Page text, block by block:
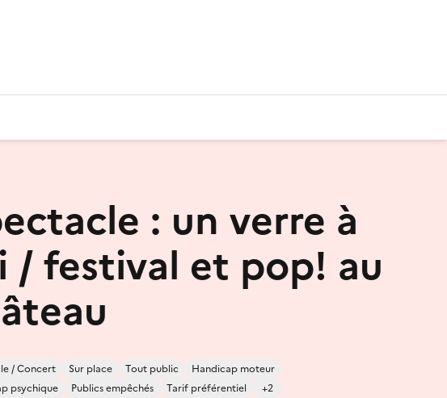
: un verre à
/ festival et pop! au
/ Concert Sur place Tout public
Handicap moteur
psychique
Publics empêchés Tarif préférentiel +2